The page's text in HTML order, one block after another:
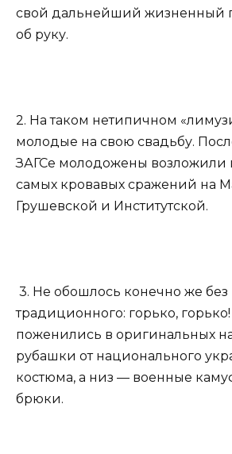
свой дальнейший жизненный
об руку.
2. На таком нетипичном
молодые на свою свадьбу.
ЗАГСе молодожены возложили
самых кровавых сражений на
Грушевской и Институтской.
3. Не обошлось конечно же без
традиционного: горько,
поженились в оригинальных
рубашки от национального
костюма, а низ — военные
брюки.